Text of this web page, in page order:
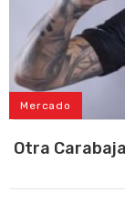
Mercado
Otra